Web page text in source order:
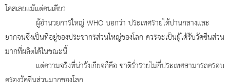
โดสเลยแม้แต่คนเดียว
ผู้อำนวยการใหญ่WHO บอกว่า ประเทศรายได้ปานกลางและ
ยากจนซึ่งเป็นที่อยู่ของประชากรส่วนใหญ่ของโลก ควรจะเป็นผู้ได้รับวัคซีนส่วน
มากที่ผลิตได้ในขณะนี้
แต่ความจริงที่น่ารังเกียจก็คือ ชาติร่ำรวยไม่กี่ประเทศสามารถครอบ